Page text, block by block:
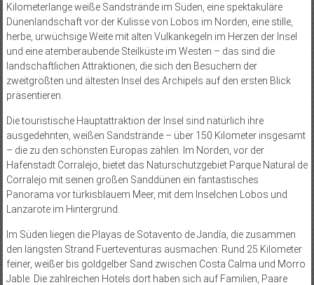
Kilometerlange weiße Sandstrände im Süden, eine spektakuläre
Dünenlandschaft vor der Kulisse von Lobos im Norden, eine stille,
herbe, urwüchsige Weite mit alten Vulkankegeln im Herzen der Insel
und eine atemberaubende Steilküste im Westen – das sind die
landschaftlichen Attraktionen, die sich den Besuchern der
zweitgrößten und ältesten Insel des Archipels auf den ersten Blick
präsentieren.
Die touristische Hauptattraktion der Insel sind natürlich ihre
ausgedehnten, weißen Sandstrände – über 150 Kilometer insgesamt
– die zu den schönsten Europas zählen. Im Norden, vor der
Hafenstadt Corralejo, bietet das Naturschutzgebiet Parque Natural de
Corralejo mit seinen großen Sanddünen ein fantastisches
Panorama vor türkisblauem Meer, mit dem Inselchen Lobos und
Lanzarote im Hintergrund.
Im Süden liegen die Playas de Sotavento de Jandía, die zusammen
den längsten Strand Fuerteventuras ausmachen: Rund 25 Kilometer
feiner, weißer bis goldgelber Sand zwischen Costa Calma und Morro
Jable. Die zahlreichen Hotels dort haben sich auf Familien, Paare